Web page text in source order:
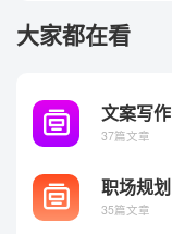
大家都在看
文案写作
37篇文章
职场规划
35篇文章